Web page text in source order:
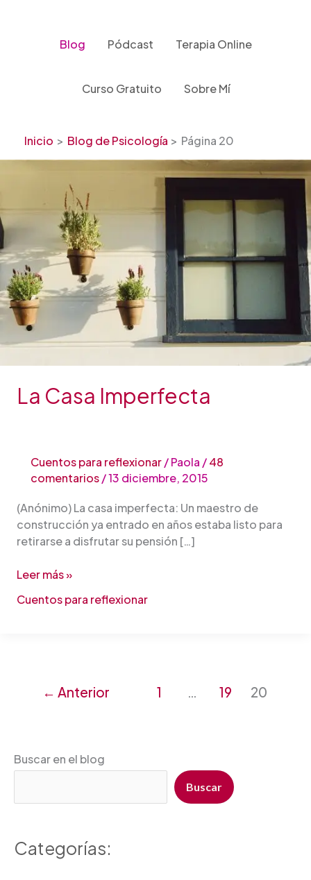
Blog Pódcast Terapia Online
Curso Gratuito Sobre Mí
Inicio Blog de Psicología Página 20
La Casa Imperfecta
Cuentos para reflexionar/Paola /48
comentarios/13 diciembre, 2015
(Anónimo) La casa imperfecta: Un maestro de
construcción ya entrado en años estaba listo para
retirarse a disfrutar su pensión […]
Imperfecta
Leer más »
Cuentos para reflexionar
← Anterior 1 … 19 20
Buscar en el blog
Buscar
Categorías: